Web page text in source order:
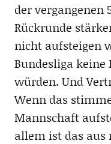
der vergangenen
Rückrunde
nicht aufsteigen
Bundesliga keine
würden. Und
Wenn das
Mannschaft
allem ist das aus